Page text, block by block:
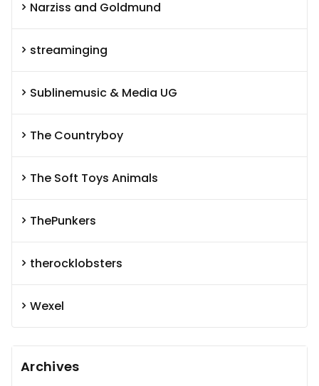
Narziss and Goldmund
streaminging
Sublinemusic & Media UG
The Countryboy
The Soft Toys Animals
ThePunkers
therocklobsters
Wexel
Archives